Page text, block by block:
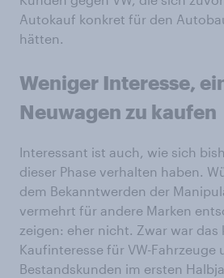
Autokauf konkret für den
hätten.
Weniger Interesse,
Neuwagen zu kaufen
Interessant ist auch, wie sich
dieser Phase verhalten haben.
dem Bekanntwerden der
vermehrt für andere Marken
zeigen: eher nicht. Zwar war das
Kaufinteresse für VW-Fahrzeuge
Bestandskunden im ersten